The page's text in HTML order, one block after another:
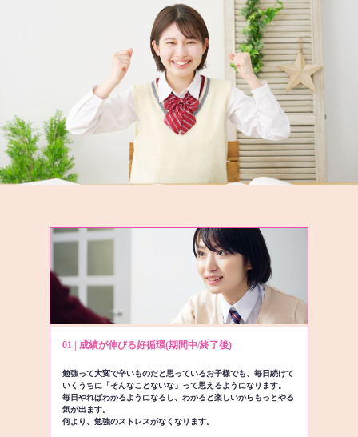
01 | 成績が伸びる好循環(期間中/終了後)
勉強って大変で辛いものだと思っているお子様でも、毎日続けて
いくうちに「そんなことないな」って思えるようになります。
毎日やればわかるようになるし、わかると楽しいからもっとやる
気が出ます。
何より、勉強のストレスがなくなります。